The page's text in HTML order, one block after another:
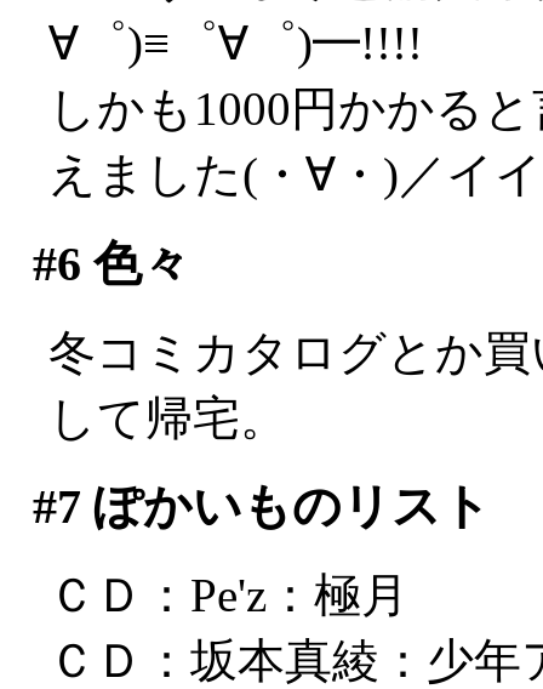
∀゜)≡゜∀゜)━!!!!
しかも1000円かかる
えました(・∀・)／イ
#6 色々
冬コミカタログとか
して帰宅。
#7 ぽかいものリスト
ＣＤ：Pe'z：極月
ＣＤ：坂本真綾：少年